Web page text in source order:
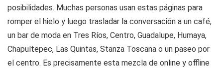
posibilidades. Muchas personas usan estas páginas para
romper el hielo y luego trasladar la conversación a un café,
un bar de moda en Tres Ríos, Centro, Guadalupe, Humaya,
Chapultepec, Las Quintas, Stanza Toscana o un paseo por
el centro. Es precisamente esta mezcla de online y offline